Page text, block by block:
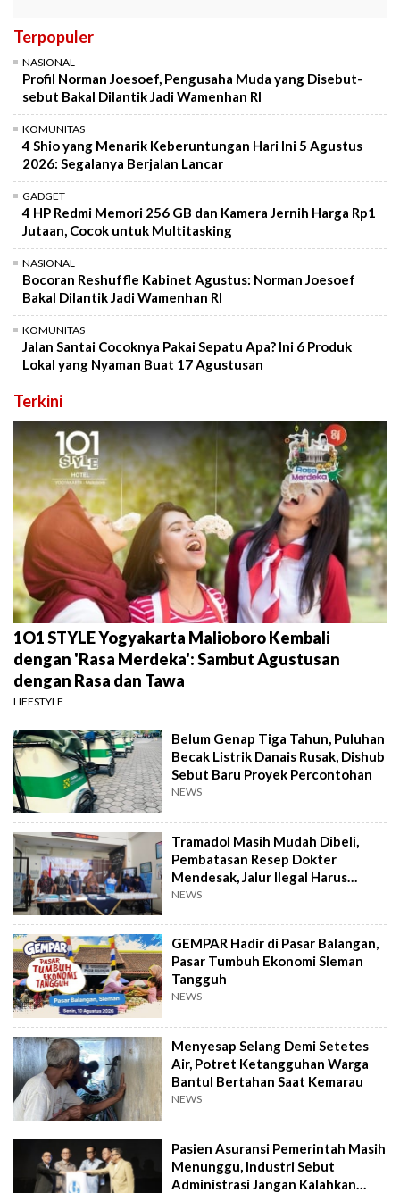
Terpopuler
NASIONAL
Profil Norman Joesoef, Pengusaha Muda yang Disebut-
sebut Bakal Dilantik Jadi Wamenhan RI
KOMUNITAS
4 Shio yang Menarik Keberuntungan Hari Ini 5 Agustus
2026: Segalanya Berjalan Lancar
GADGET
4 HP Redmi Memori 256 GB dan Kamera Jernih Harga Rp1
Jutaan, Cocok untuk Multitasking
NASIONAL
Bocoran Reshuffle Kabinet Agustus: Norman Joesoef
Bakal Dilantik Jadi Wamenhan RI
KOMUNITAS
Jalan Santai Cocoknya Pakai Sepatu Apa? Ini 6 Produk
Lokal yang Nyaman Buat 17 Agustusan
Terkini
1O1 STYLE Yogyakarta Malioboro Kembali
dengan 'Rasa Merdeka': Sambut Agustusan
dengan Rasa dan Tawa
LIFESTYLE
Belum Genap Tiga Tahun, Puluhan
Becak Listrik Danais Rusak, Dishub
Sebut Baru Proyek Percontohan
NEWS
Tramadol Masih Mudah Dibeli,
Pembatasan Resep Dokter
Mendesak, Jalur Ilegal Harus
Distop
NEWS
GEMPAR Hadir di Pasar Balangan,
Pasar Tumbuh Ekonomi Sleman
Tangguh
NEWS
Menyesap Selang Demi Setetes
Air, Potret Ketangguhan Warga
Bantul Bertahan Saat Kemarau
NEWS
Pasien Asuransi Pemerintah Masih
Menunggu, Industri Sebut
Administrasi Jangan Kalahkan